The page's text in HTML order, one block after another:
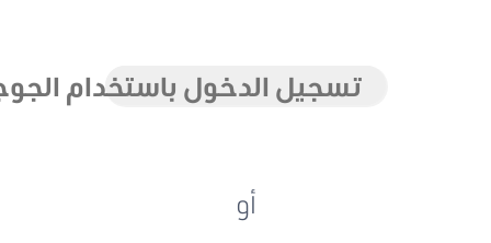
تسجيل الدخول باستخدام الجوجل